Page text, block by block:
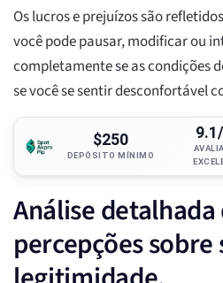
Os lucros e prejuízos são
você pode pausar, modificar ou
completamente se as condições
se você se sentir desconfortável
$250
DEPÓSITO MÍNIMO
Análise
percepções sobre